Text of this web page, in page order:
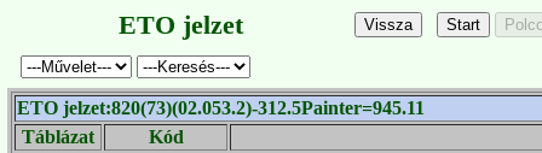
ETO jelzet
ETO jelzet:820(73)(02.053.2)-312.5Painter=945.11
Táblázat
Kód